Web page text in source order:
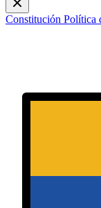
Constitución Política